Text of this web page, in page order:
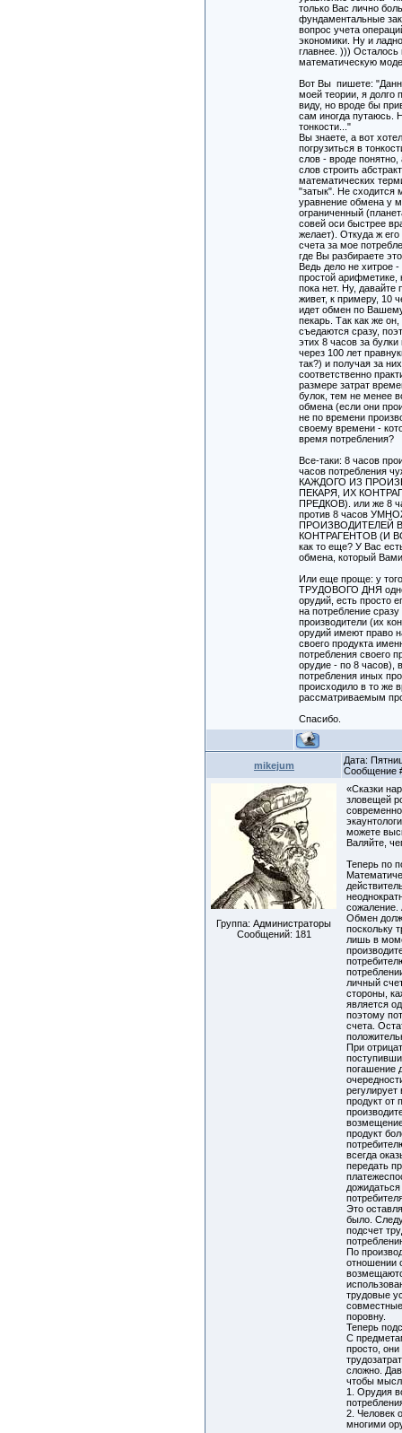
только Вас лично
фундаментальные
вопрос учета
экономики. Ну и
главнее. ))) Осталось
математическую
Вот Вы пишете:
моей теории, я долго
виду, но вроде бы
сам иногда путаюсь.
тонкости..."
Вы знаете, а вот
погрузиться в
слов - вроде
слов строить
математических
"затык". Не сходится
уравнение обмена у
ограниченный
совей оси быстрее
желает). Откуда ж
счета за мое
где Вы разбираете
Ведь дело не хитрое
простой арифметике,
пока нет. Ну, давайте
живет, к примеру, 10
идет обмен по
пекарь. Так как же
съедаются сразу,
этих 8 часов за
через 100 лет
так?) и получая за
соответственно
размере затрат
булок, тем не менее
обмена (если они
не по времени
своему времени -
время потребления?
Все-таки: 8 часов
часов потребления
КАЖДОГО ИЗ
ПЕКАРЯ, ИХ
ПРЕДКОВ). или же 8
против 8 часов
ПРОИЗВОДИТЕЛЕЙ
КОНТРАГЕНТОВ (И
как то еще? У Вас
обмена, который
Или еще проще: у
ТРУДОВОГО ДНЯ
орудий, есть просто
на потребление
производители (их
орудий имеют право
своего продукта
потребления своего
орудие - по 8 часов),
потребления иных
происходило в то же
рассматриваемым
Спасибо.
mikejum
Дата:
Сообщение
Группа: Администраторы
Сообщений: 181
«Сказки
зловещей
можете
Валяйте,
Теперь по
сожаление.
Обмен
поскольку
лишь в
личный
стороны,
является
поэтому
счета.
При
погашение
продукт от
продукт
всегда
передать
Это
было.
подсчет
По
отношении
трудовые
поровну.
Теперь
С
просто,
сложно.
чтобы
1. Орудия
2. Человек
многими